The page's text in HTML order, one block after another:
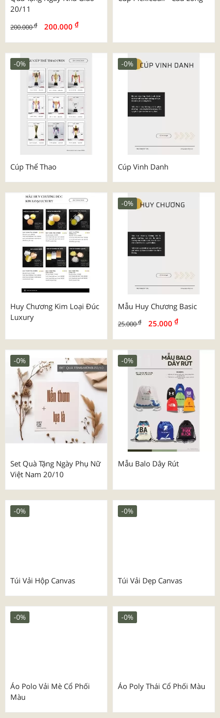
20/11
200.000₫ 200.000 ₫
Cúp Thể Thao
-0%
Cúp Vinh Danh
-0%
Huy Chương Kim Loại Đúc
Luxury
Mẫu Huy Chương Basic
25.000₫ 25.000 ₫
-0%
Set Quà Tặng Ngày Phụ Nữ
Việt Nam 20/10
-0%
Mẫu Balo Dây Rút
-0%
Túi Vải Hộp Canvas
-0%
Túi Vải Dẹp Canvas
-0%